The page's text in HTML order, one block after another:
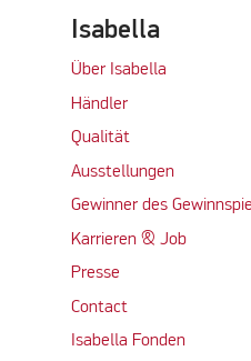
Isabella
Über Isabella
Händler
Qualität
Ausstellungen
Gewinner des
Karrieren & Job
Presse
Contact
Isabella Fonden